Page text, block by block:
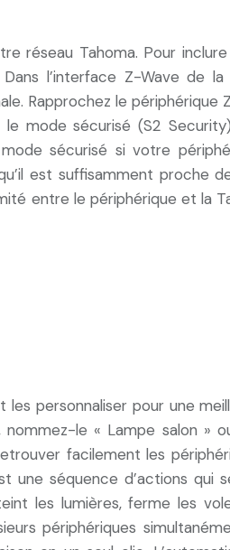
réseau Tahoma. Pour
l’interface Z-Wave de la
Rapprochez le périphérique
mode sécurisé (S2
sécurisé si votre
est suffisamment proche
entre le périphérique et la
personnaliser pour une
le « Lampe salon »
facilement les
une séquence d’actions qui
les lumières, ferme les
périphériques